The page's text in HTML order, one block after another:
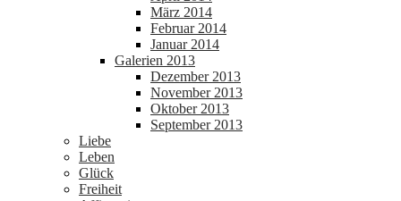
März 2014
Februar 2014
Januar 2014
Galerien 2013
Dezember 2013
November 2013
Oktober 2013
September 2013
Liebe
Leben
Glück
Freiheit